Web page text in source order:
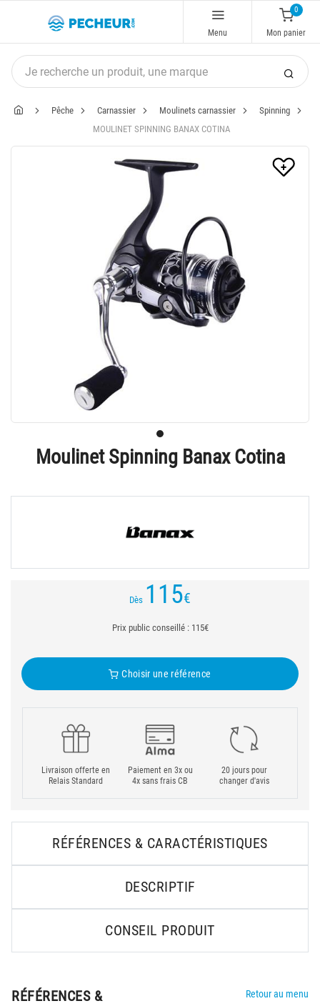
Menu
0
Mon panier
Pêche Carnassier Moulinets carnassier
Spinning
MOULINET SPINNING BANAX COTINA
Moulinet Spinning Banax Cotina
Dès 115€
Prix public conseillé : 115€
Choisir une référence
Livraison offerte en
Relais Standard
Paiement en 3x ou
4x sans frais CB
20 jours pour
changer d'avis
RÉFÉRENCES & CARACTÉRISTIQUES
DESCRIPTIF
CONSEIL PRODUIT
RÉFÉRENCES &
Retour au menu